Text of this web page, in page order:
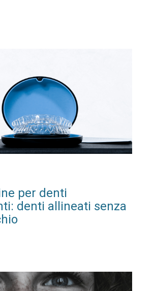
per denti
denti allineati senza